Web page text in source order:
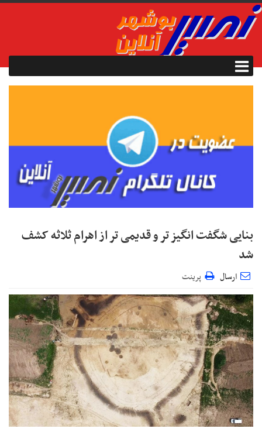
بنایی شگفت انگیز تر و قدیمی تر از اهرام ثلاثه کشف
شد
ارسال پرینت